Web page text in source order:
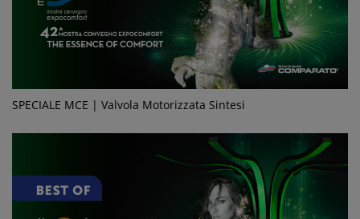
SPECIALE MCE | Valvola Motorizzata Sintesi